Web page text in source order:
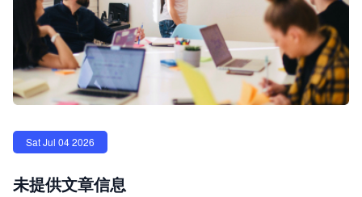
Sat Jul 04 2026
未提供文章信息